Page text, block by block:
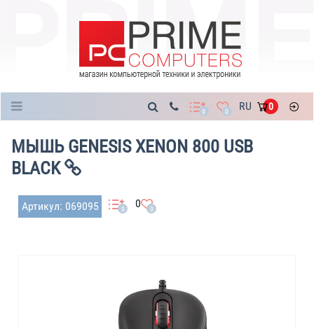
0 0 RU 0
МЫШЬ GENESIS XENON 800 USB
BLACK
Артикул: 069095 0 0 0